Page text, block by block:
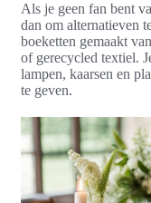
Als je geen fan bent
dan om alternatieven
boeketten gemaakt
of gerecycled textiel.
lampen, kaarsen en
te geven.